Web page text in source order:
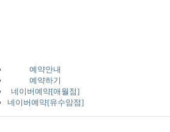
예약안내
예약하기
네이버예약[애월점]
네이버예약[유수암점]